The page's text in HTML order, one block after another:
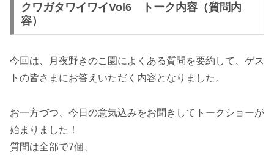
クワガタワイワイVol6 トーク内容（質問内
容）
今回は、月夜野きのこ園によくある質問を要約して、ゲス
トの皆さまにお答えいただく内容となりました。
お一方づつ、今日の意気込みをお聞きしてトークショーが
始まりました！
質問は全部で7個、